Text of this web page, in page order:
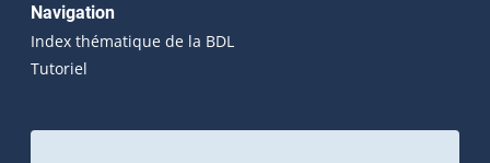
Navigation
Index thématique de la BDL
Tutoriel